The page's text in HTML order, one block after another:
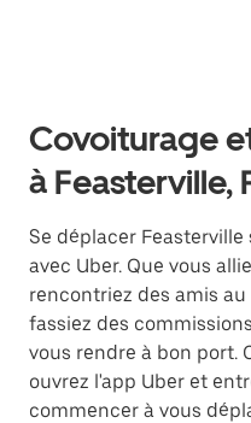
Covoiturage
à Feasterville,
Se déplacer
avec Uber. Que vous
rencontriez des amis
fassiez des
vous rendre à bon port.
ouvrez l'app Uber et
commencer à vous